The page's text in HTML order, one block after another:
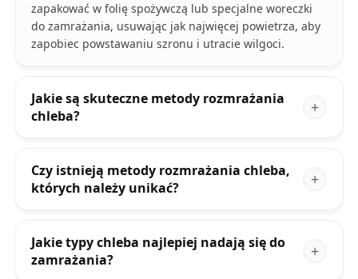
zapakować w folię spożywczą lub specjalne woreczki
do zamrażania, usuwając jak najwięcej powietrza, aby
zapobiec powstawaniu szronu i utracie wilgoci.
Jakie są skuteczne metody rozmrażania
chleba?
Czy istnieją metody rozmrażania chleba,
których należy unikać?
Jakie typy chleba najlepiej nadają się do
zamrażania?